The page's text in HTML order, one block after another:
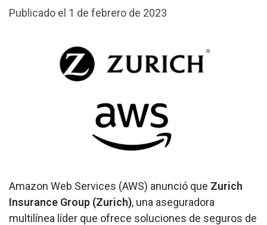
Publicado el 1 de febrero de 2023
Amazon Web Services (AWS) anunció que Zurich
Insurance Group (Zurich), una aseguradora
multilínea líder que ofrece soluciones de seguros de